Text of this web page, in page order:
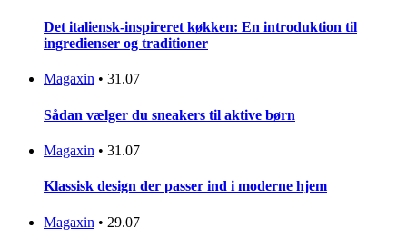
Det italiensk-inspireret køkken: En introduktion til
ingredienser og traditioner
Magaxin • 31.07
Sådan vælger du sneakers til aktive børn
Magaxin • 31.07
Klassisk design der passer ind i moderne hjem
Magaxin • 29.07